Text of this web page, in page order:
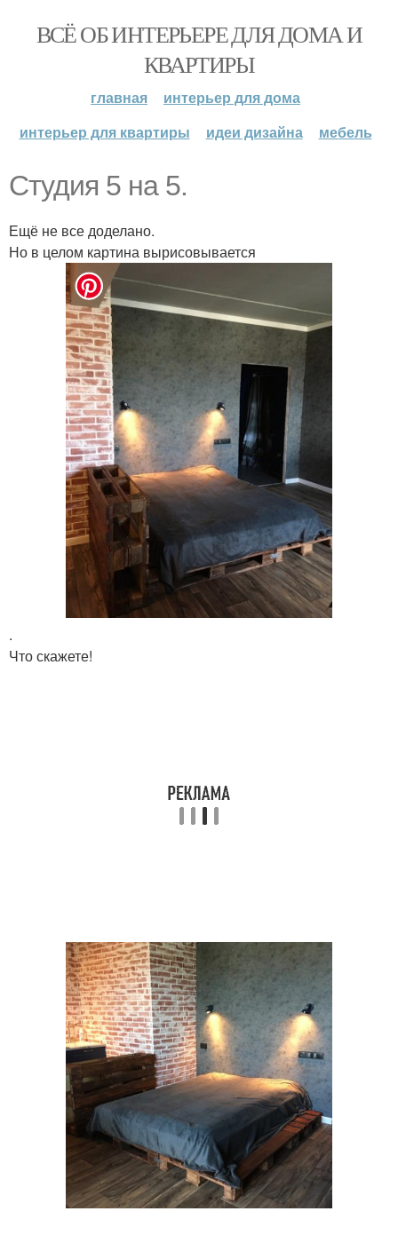
ВСЁ ОБ ИНТЕРЬЕРЕ ДЛЯ ДОМА И
КВАРТИРЫ
главная
интерьер для дома
интерьер для квартиры
идеи дизайна мебель
Студия 5 на 5.
Ещё не все доделано.
Но в целом картина вырисовывается
.
Что скажете!